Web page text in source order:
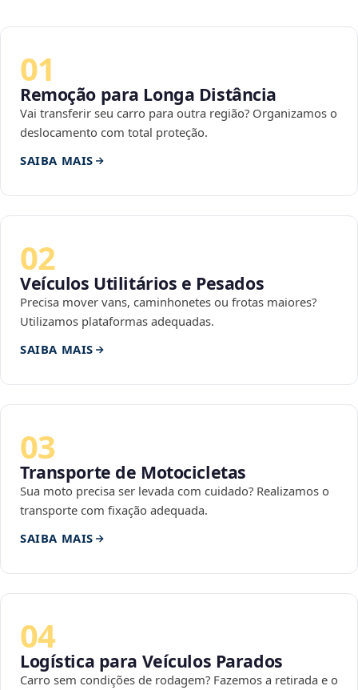
01
Remoção para Longa Distância
Vai transferir seu carro para outra região? Organizamos o
deslocamento com total proteção.
SAIBA MAIS
02
Veículos Utilitários e Pesados
Precisa mover vans, caminhonetes ou frotas maiores?
Utilizamos plataformas adequadas.
SAIBA MAIS
03
Transporte de Motocicletas
Sua moto precisa ser levada com cuidado? Realizamos o
transporte com fixação adequada.
SAIBA MAIS
04
Logística para Veículos Parados
Carro sem condições de rodagem? Fazemos a retirada e o